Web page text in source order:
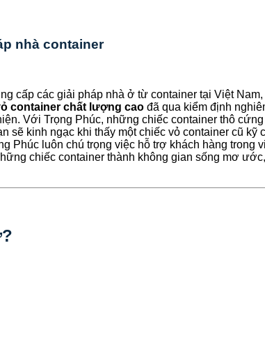
nhà container
cấp các giải pháp nhà ở từ container tại Việt
container chất lượng cao đã qua kiểm định
Với Trọng Phúc, những chiếc container thô
kinh ngạc khi thấy một chiếc vỏ container cũ kỹ
Phúc luôn chú trọng việc hỗ trợ khách hàng trong
chiếc container thành không gian sống mơ